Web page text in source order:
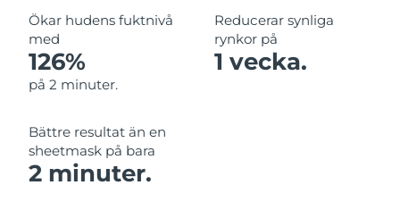
Ökar hudens fuktnivå
med
126%
på 2 minuter.
Reducerar synliga
rynkor på
1 vecka.
Bättre resultat än en
sheetmask på bara
2 minuter.
Monaco
Nederländerna Förväntad leverans
Nya Zeeland
Norge
Oman